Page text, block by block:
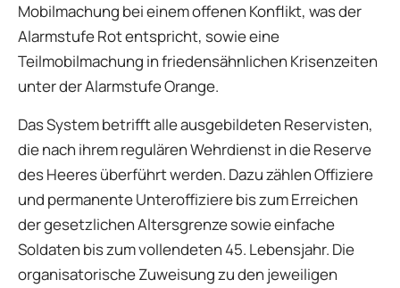
Mobilmachung bei einem offenen Konflikt, was der
Alarmstufe Rot entspricht, sowie eine
Teilmobilmachung in friedensähnlichen Krisenzeiten
unter der Alarmstufe Orange.
Das System betrifft alle ausgebildeten Reservisten,
die nach ihrem regulären Wehrdienst in die Reserve
des Heeres überführt werden. Dazu zählen Offiziere
und permanente Unteroffiziere bis zum Erreichen
der gesetzlichen Altersgrenze sowie einfache
Soldaten bis zum vollendeten 45. Lebensjahr. Die
organisatorische Zuweisung zu den jeweiligen